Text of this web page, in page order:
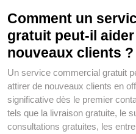
Comment un
gratuit peut-il
nouveaux clients ?
Un service commercial gratuit
attirer de nouveaux clients en
significative dès le premier
tels que la livraison gratuite, le
consultations gratuites, les